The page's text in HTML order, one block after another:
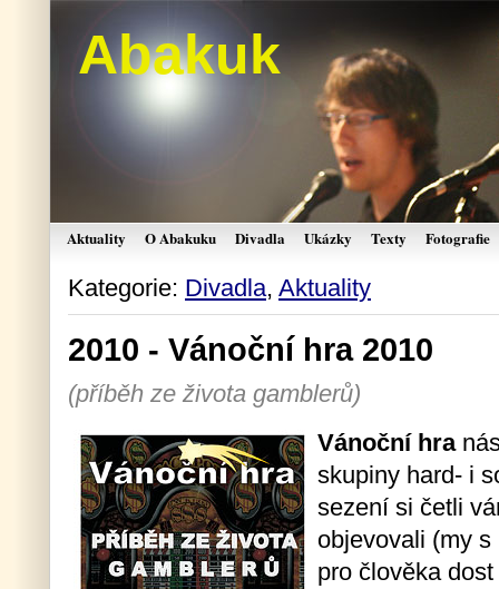
Abakuk
Aktuality O Abakuku Divadla Ukázky Texty Fotografie
Kategorie: Divadla, Aktuality
2010 - Vánoční hra 2010
(příběh ze života gamblerů)
Vánoční hra
skupiny hard- i
sezení si četli
objevovali (my
pro člověka